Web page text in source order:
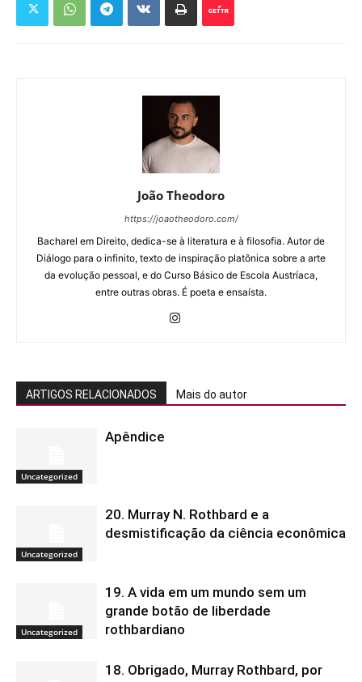
João Theodoro
https://joaotheodoro.com/
Bacharel em Direito, dedica-se à literatura e à filosofia. Autor de
Diálogo para o infinito, texto de inspiração platônica sobre a arte
da evolução pessoal, e do Curso Básico de Escola Austríaca,
entre outras obras. É poeta e ensaísta.
ARTIGOS RELACIONADOS Mais do autor
Uncategorized
Apêndice
Uncategorized
20. Murray N. Rothbard e a
desmistificação da ciência econômica
Uncategorized
19. A vida em um mundo sem um
grande botão de liberdade
rothbardiano
18. Obrigado, Murray Rothbard, por